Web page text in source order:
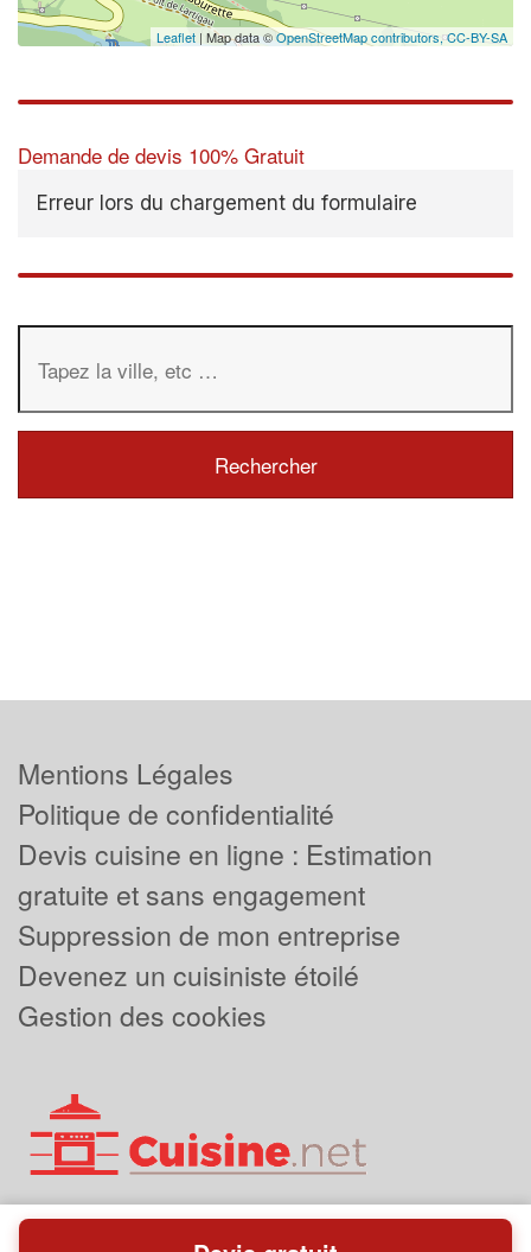
Leaflet | Map data ©OpenStreetMap contributors,CC-BY-SA
Demande de devis 100% Gratuit
Erreur lors du chargement du formulaire
Mentions Légales
Politique de confidentialité
Devis cuisine en ligne : Estimation
gratuite et sans engagement
Suppression de mon entreprise
Devenez un cuisiniste étoilé
Gestion des cookies